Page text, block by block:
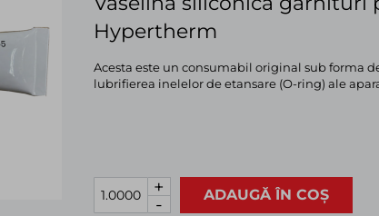
Hypertherm
Acesta este un consumabil original sub forma
lubrifierea inelelor de etansare (O-ring) ale
ADAUGĂ ÎN COȘ
+
-